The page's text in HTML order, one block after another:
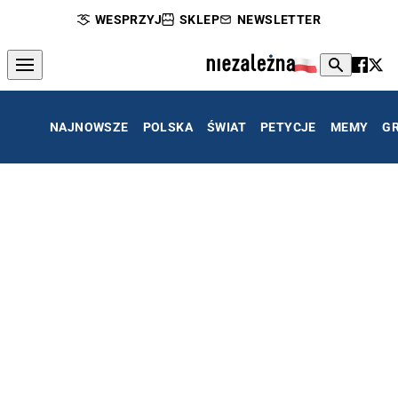
WESPRZYJ SKLEP NEWSLETTER
NAJNOWSZE POLSKA ŚWIAT PETYCJE MEMY